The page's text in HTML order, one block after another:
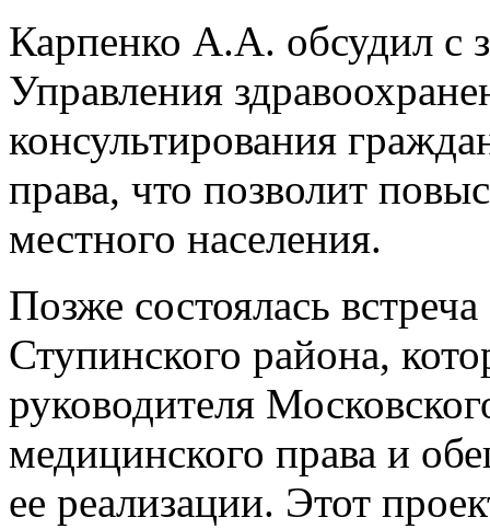
Карпенко А.А. обсудил с
Управления
консультирования
права, что позволит
местного населения.
Позже состоялась
Ступинского района,
руководителя
медицинского права и
ее реализации. Этот